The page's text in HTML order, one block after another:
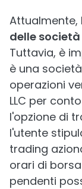
Attualmente,
delle
Tuttavia, è
è una
operazioni
LLC per
l'opzione di
l'utente
trading
orari di
pendenti